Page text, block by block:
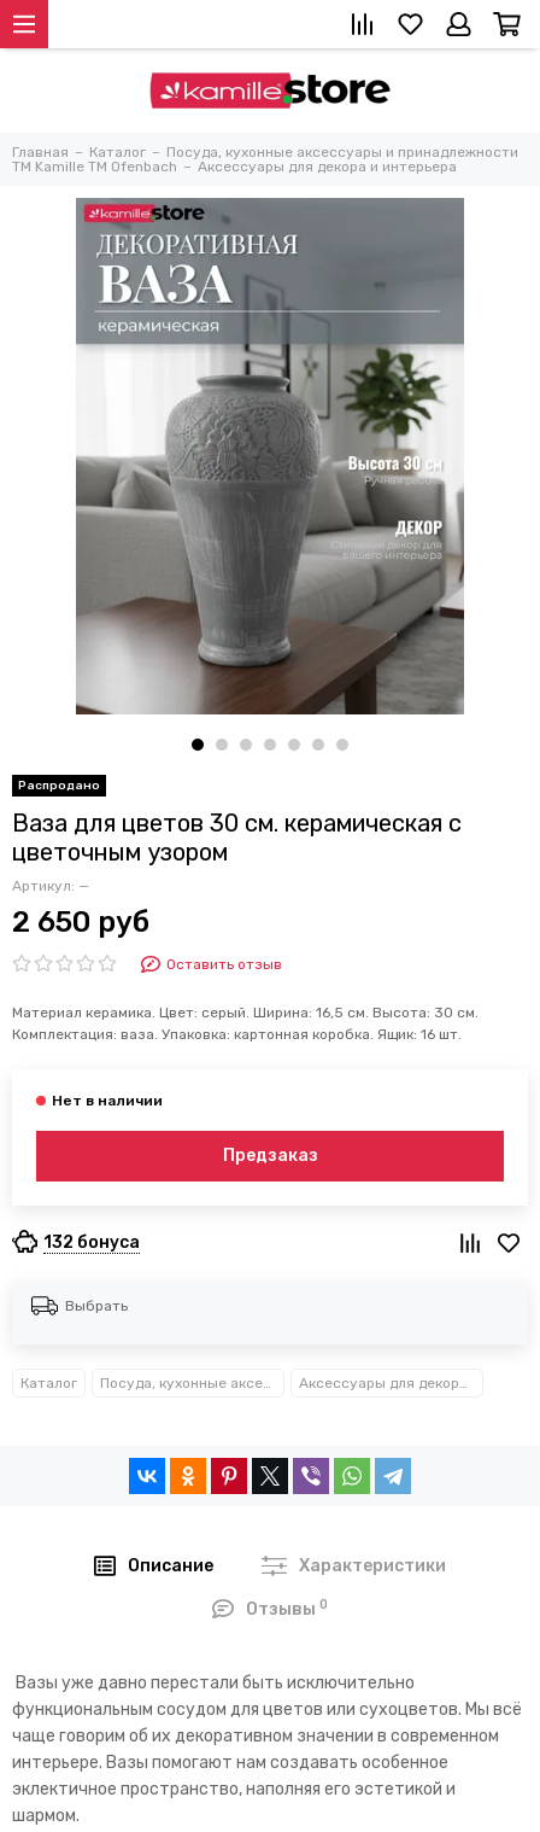
Главная Каталог
Посуда, кухонные аксессуары и принадлежности
TM Kamille TM Ofenbach
Аксессуары для декора и интерьера
Ваза для цветов 30 см. керамическая с
цветочным узором
Артикул: —
2 650 руб
Оставить отзыв
Материал керамика. Цвет: серый. Ширина: 16,5 см. Высота: 30 см.
Комплектация: ваза. Упаковка: картонная коробка. Ящик: 16 шт.
Предзаказ
132 бонуса
Выбрать
Каталог Посуда, кухонные аксессуары и принадлежности TM Kamille TM Ofenbach Аксессуары для декора и интерьера
Описание Характеристики
Отзывы0
Вазы уже давно перестали быть исключительно
функциональным сосудом для цветов или сухоцветов. Мы всё
чаще говорим об их декоративном значении в современном
интерьере. Вазы помогают нам создавать особенное
эклектичное пространство, наполняя его эстетикой и
шармом.